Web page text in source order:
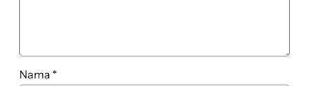
Nama *